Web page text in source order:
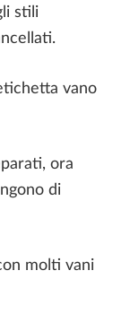
stili
vano
ora
di
molti vani